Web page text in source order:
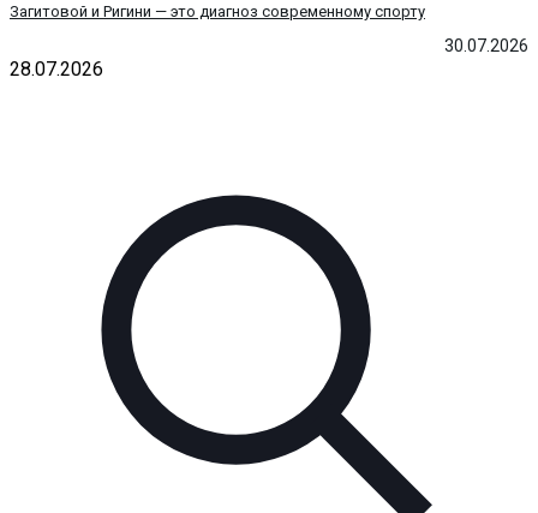
30.07.2026
Загитовой и Ригини — это диагноз современному спорту
28.07.2026